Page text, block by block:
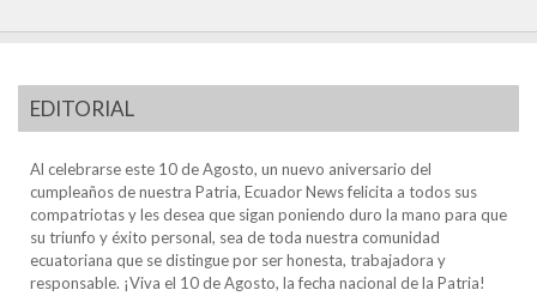
EDITORIAL
Al celebrarse este 10 de Agosto, un nuevo aniversario del
cumpleaños de nuestra Patria, Ecuador News felicita a todos sus
compatriotas y les desea que sigan poniendo duro la mano para que
su triunfo y éxito personal, sea de toda nuestra comunidad
ecuatoriana que se distingue por ser honesta, trabajadora y
responsable. ¡Viva el 10 de Agosto, la fecha nacional de la Patria!